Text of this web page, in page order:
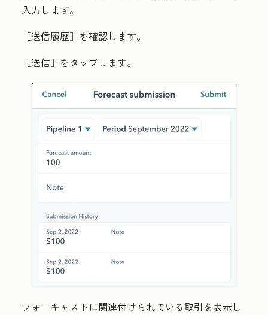
入力します。
［送信履歴］ を確認します。
［送信］ をタップします。
フォーキャストに関連付けられている取引を表示し